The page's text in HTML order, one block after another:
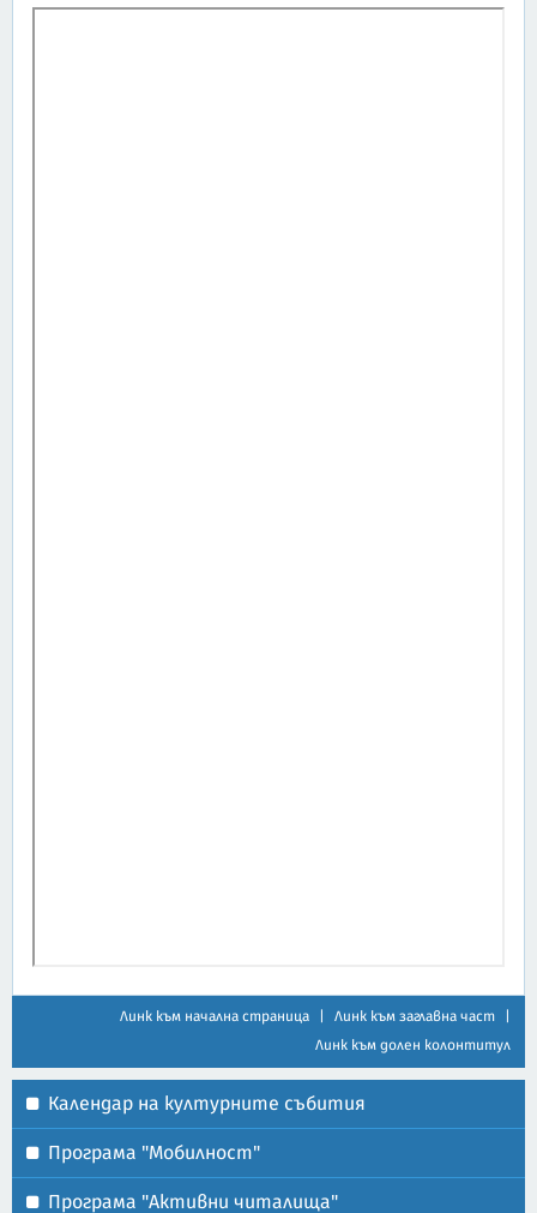
Линк към начална страница Линк към заглавна част
Линк към долен колонтитул
Календар на културните събития
Програма "Мобилност"
Програма "Активни читалища"